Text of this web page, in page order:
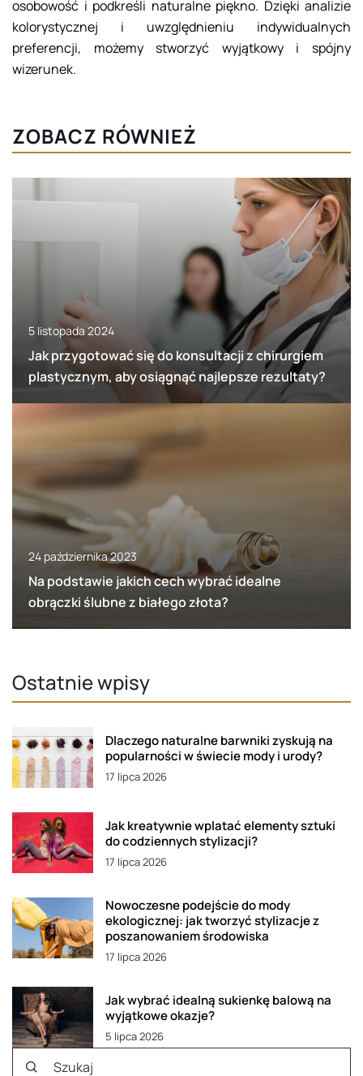
osobowość i podkreśli naturalne piękno. Dzięki analizie
kolorystycznej i uwzględnieniu indywidualnych
preferencji, możemy stworzyć wyjątkowy i spójny
wizerunek.
ZOBACZ RÓWNIEŻ
5 listopada 2024
Jak przygotować się do konsultacji z chirurgiem
plastycznym, aby osiągnąć najlepsze rezultaty?
24 października 2023
Na podstawie jakich cech wybrać idealne
obrączki ślubne z białego złota?
Ostatnie wpisy
Dlaczego naturalne barwniki zyskują na
popularności w świecie mody i urody?
17 lipca 2026
Jak kreatywnie wplatać elementy sztuki
do codziennych stylizacji?
17 lipca 2026
Nowoczesne podejście do mody
ekologicznej: jak tworzyć stylizacje z
poszanowaniem środowiska
17 lipca 2026
Jak wybrać idealną sukienkę balową na
wyjątkowe okazje?
5 lipca 2026